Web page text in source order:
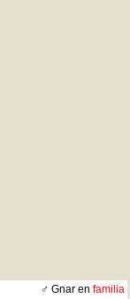
♂ Gnar en familia